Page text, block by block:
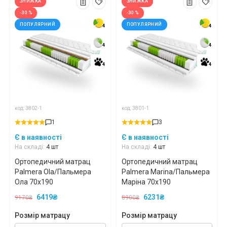
4
4
4
-30 %
ПОПУЛЯРНИЙ
код: 3802-1
1
Є в наявності
На складі: 4 шт
4
4
4
Ортопедичний матрац
Palmera Ola/Пальмера
Ола 70x190
9170₴ 6419₴
Розмір матрацу
4
4
4
-30 %
ПОПУЛЯРНИЙ
код: 3801-1
3
Є в наявності
На складі: 4 шт
4
4
4
Ортопедичний матрац
Palmera Marina/Пальмера
Маріна 70x190
8900₴ 6231₴
Розмір матрацу